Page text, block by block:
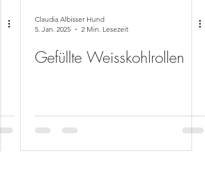
Claudia Albisser Hund
5. Jan. 2025
2 Min. Lesezeit
Gefüllte Weisskohlrollen